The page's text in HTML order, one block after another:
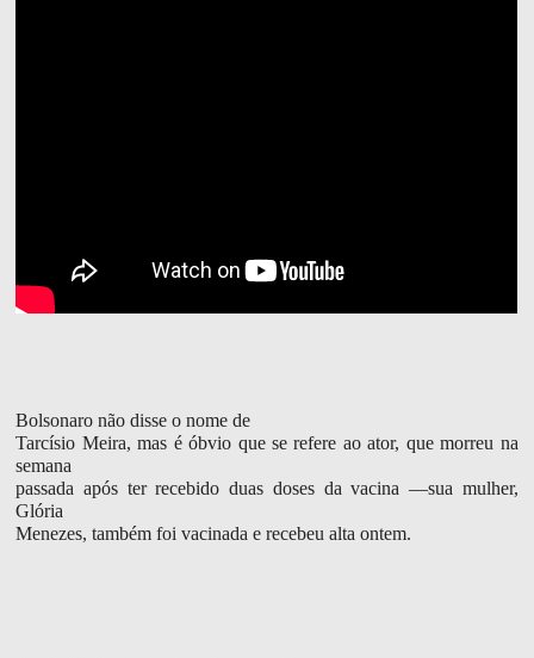
Bolsonaro não disse o nome de
Tarcísio Meira, mas é óbvio que se refere ao ator, que morreu na
semana
passada após ter recebido duas doses da vacina —sua mulher,
Glória
Menezes, também foi vacinada e recebeu alta ontem.